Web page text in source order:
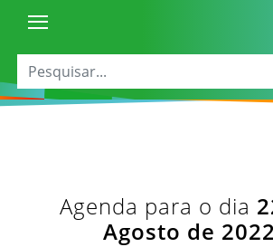
Agenda para o dia
Agosto de 2022